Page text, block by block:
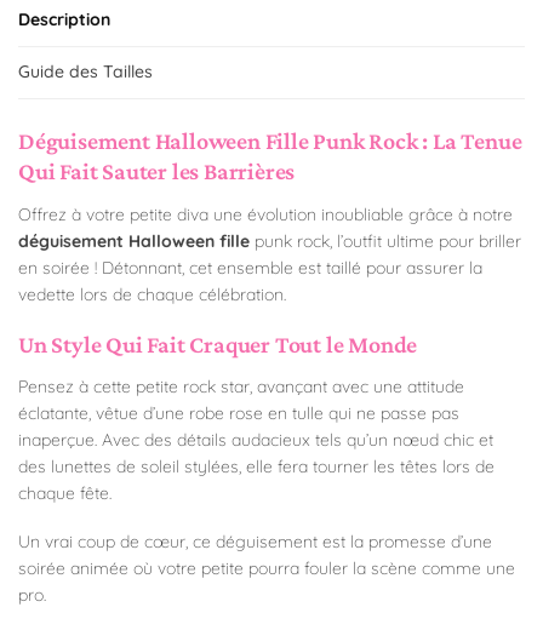
Description
Guide des Tailles
Déguisement Halloween Fille Punk Rock : La Tenue
Qui Fait Sauter les Barrières
Offrez à votre petite diva une évolution inoubliable grâce à notre
déguisement Halloween fille punk rock, l’outfit ultime pour briller
en soirée ! Détonnant, cet ensemble est taillé pour assurer la
vedette lors de chaque célébration.
Un Style Qui Fait Craquer Tout le Monde
Pensez à cette petite rock star, avançant avec une attitude
éclatante, vêtue d’une robe rose en tulle qui ne passe pas
inaperçue. Avec des détails audacieux tels qu’un nœud chic et
des lunettes de soleil stylées, elle fera tourner les têtes lors de
chaque fête.
Un vrai coup de cœur, ce déguisement est la promesse d’une
soirée animée où votre petite pourra fouler la scène comme une
pro.